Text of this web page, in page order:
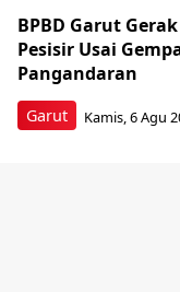
Garut
BPBD Garut
Pesisir Usai
Pangandaran
Kamis, 6 Agu